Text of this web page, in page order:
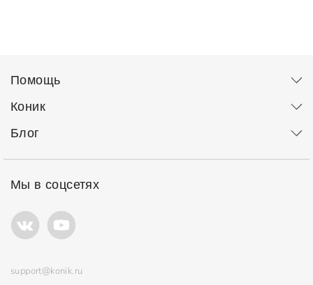
Помощь
Коник
Блог
Мы в соцсетях
support@konik.ru